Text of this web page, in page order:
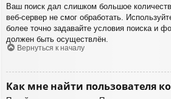
Ваш поиск дал слишком большое
веб-сервер не смог обработать.
более точно задавайте условия поиска и
должен быть осуществлён.
Вернуться к началу
Как мне найти пользователя